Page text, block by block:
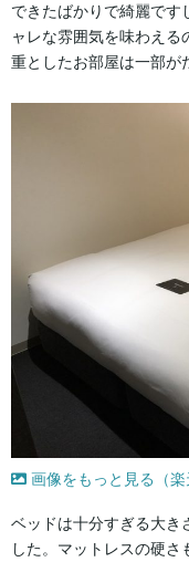
できたばかりで綺麗です
ャレな雰囲気を味わえ
重としたお部屋は一部が
画像をもっと見る（楽
ベッドは十分すぎる大き
した。マットレスの硬